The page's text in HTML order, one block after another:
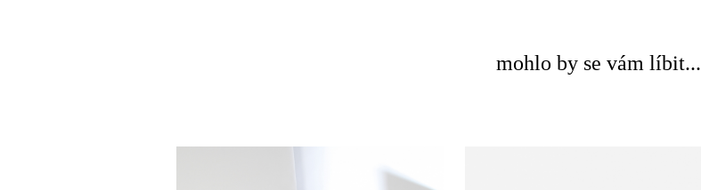
mohlo by se vám líbit...